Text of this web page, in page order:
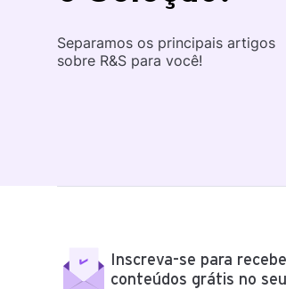
Separamos os principais artigos
sobre R&S para você!
Inscreva-se para
conteúdos grátis no